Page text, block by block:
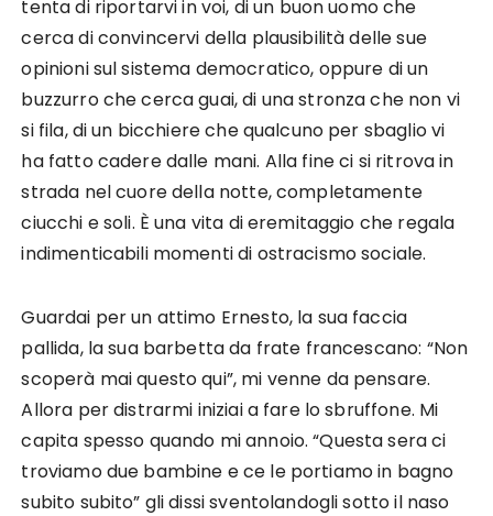
tenta di riportarvi in voi, di un buon uomo che
cerca di convincervi della plausibilità delle sue
opinioni sul sistema democratico, oppure di un
buzzurro che cerca guai, di una stronza che non vi
si fila, di un bicchiere che qualcuno per sbaglio vi
ha fatto cadere dalle mani. Alla fine ci si ritrova in
strada nel cuore della notte, completamente
ciucchi e soli. È una vita di eremitaggio che regala
indimenticabili momenti di ostracismo sociale.
Guardai per un attimo Ernesto, la sua faccia
pallida, la sua barbetta da frate francescano: “Non
scoperà mai questo qui”, mi venne da pensare.
Allora per distrarmi iniziai a fare lo sbruffone. Mi
capita spesso quando mi annoio. “Questa sera ci
troviamo due bambine e ce le portiamo in bagno
subito subito” gli dissi sventolandogli sotto il naso